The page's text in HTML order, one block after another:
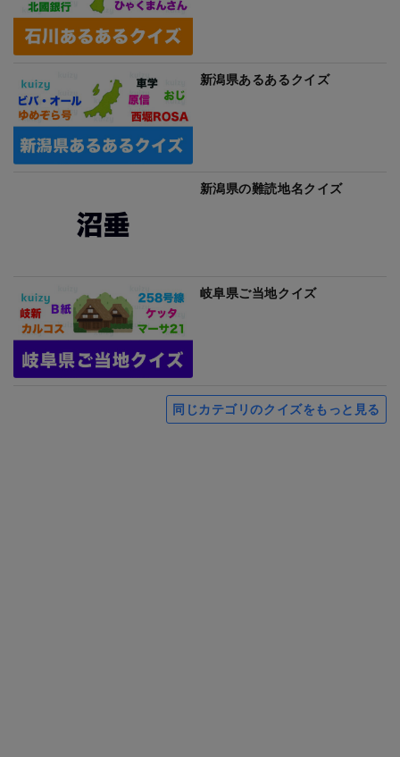
新潟県あるあるクイズ
新潟県の難読地名クイズ
岐阜県ご当地クイズ
同じカテゴリのクイズをもっと見る